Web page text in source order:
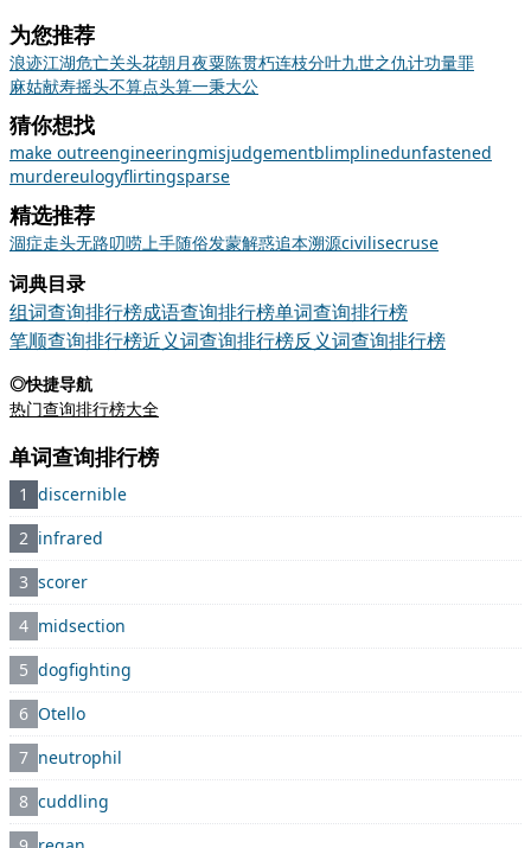
为您推荐
浪迹江湖危亡关头花朝月夜粟陈贯朽连枝分叶九世之仇计功量罪
麻姑献寿摇头不算点头算一秉大公
猜你想找
make outreengineeringmisjudgementblimplinedunfastened
murdereulogyflirtingsparse
精选推荐
涸症走头无路叨唠上手随俗发蒙解惑追本溯源civilisecruse
词典目录
组词查询排行榜成语查询排行榜单词查询排行榜
笔顺查询排行榜近义词查询排行榜反义词查询排行榜
◎快捷导航
热门查询排行榜大全
单词查询排行榜
1 discernible
2 infrared
3 scorer
4 midsection
5 dogfighting
6 Otello
7 neutrophil
8 cuddling